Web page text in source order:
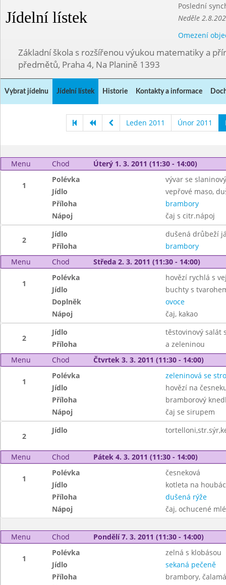
Jídelní lístek
Poslední
Neděle
Omezení
Základní škola s rozšířenou výukou matematiky a
předmětů, Praha 4, Na Planině 1393
Vybrat jídelnu Jídelní lístek Historie Kontakty a informace
Leden 2011 Únor 2011
Menu Chod Úterý 1. 3. 2011 (11:30 - 14:00)
1
Polévka
vývar se
Jídlo
vepřové maso,
Příloha
brambory
Nápoj
čaj s citr.nápoj
2
Jídlo
dušená drůbeží
Příloha
brambory
Menu
Chod Středa 2. 3. 2011 (11:30 - 14:00)
1
Polévka
hovězí rychlá s
Jídlo
buchty s
Doplněk
ovoce
Nápoj
čaj, kakao
2
Jídlo
těstovinový salát
Příloha
a zeleninou
Menu
Chod Čtvrtek 3. 3. 2011 (11:30 - 14:00)
1
Polévka
zeleninová se
Jídlo
hovězí na
Příloha
bramborový
Nápoj
čaj se sirupem
2
Jídlo
Menu Chod Pátek 4. 3. 2011 (11:30 - 14:00)
1
Polévka
česneková
Jídlo
kotleta na
Příloha
dušená rýže
Nápoj
čaj, ochucené
Menu Chod Pondělí 7. 3. 2011 (11:30 - 14:00)
1
Polévka
zelná s klobásou
Jídlo
sekaná pečeně
Příloha
brambory,